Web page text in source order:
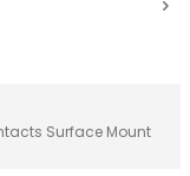
Surface Mount